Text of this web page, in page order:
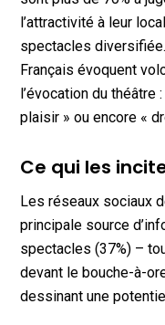
l’attractivité à leur
spectacles
Français évoquent
l’évocation du théâtre
plaisir » ou encore «
Ce qui les
Les réseaux sociaux
principale source
spectacles (37%) –
devant le bouche-à-
dessinant une